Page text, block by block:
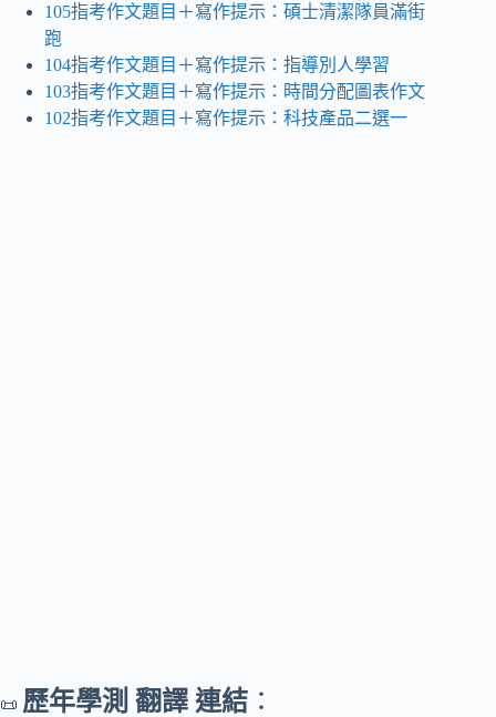
105指考作文題目＋寫作提示：碩士清潔隊員滿街
跑
104指考作文題目＋寫作提示：指導別人學習
103指考作文題目＋寫作提示：時間分配圖表作文
102指考作文題目＋寫作提示：科技產品二選一
📜 歷年學測 翻譯 連結 ：